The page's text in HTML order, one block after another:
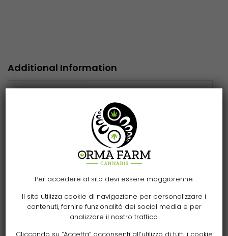
Additional Information
Confezione 3, 5, 10
Related products
Per accedere al sito devi essere maggiorenne.
Il sito utilizza cookie di navigazione per personalizzare i
contenuti, fornire funzionalità dei social media e per
analizzare il nostro traffico.